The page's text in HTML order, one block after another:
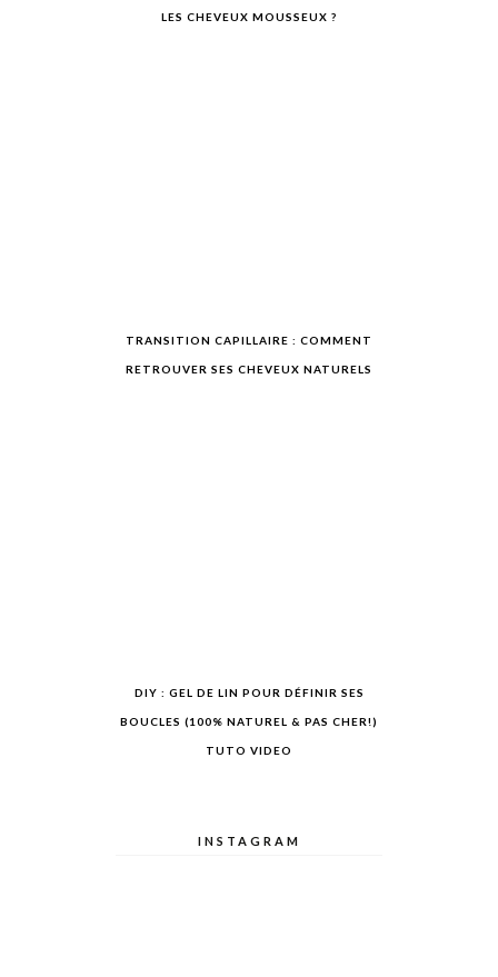
LES CHEVEUX MOUSSEUX ?
TRANSITION CAPILLAIRE : COMMENT
RETROUVER SES CHEVEUX NATURELS
DIY : GEL DE LIN POUR DÉFINIR SES
BOUCLES (100% NATUREL & PAS CHER!)
TUTO VIDEO
INSTAGRAM